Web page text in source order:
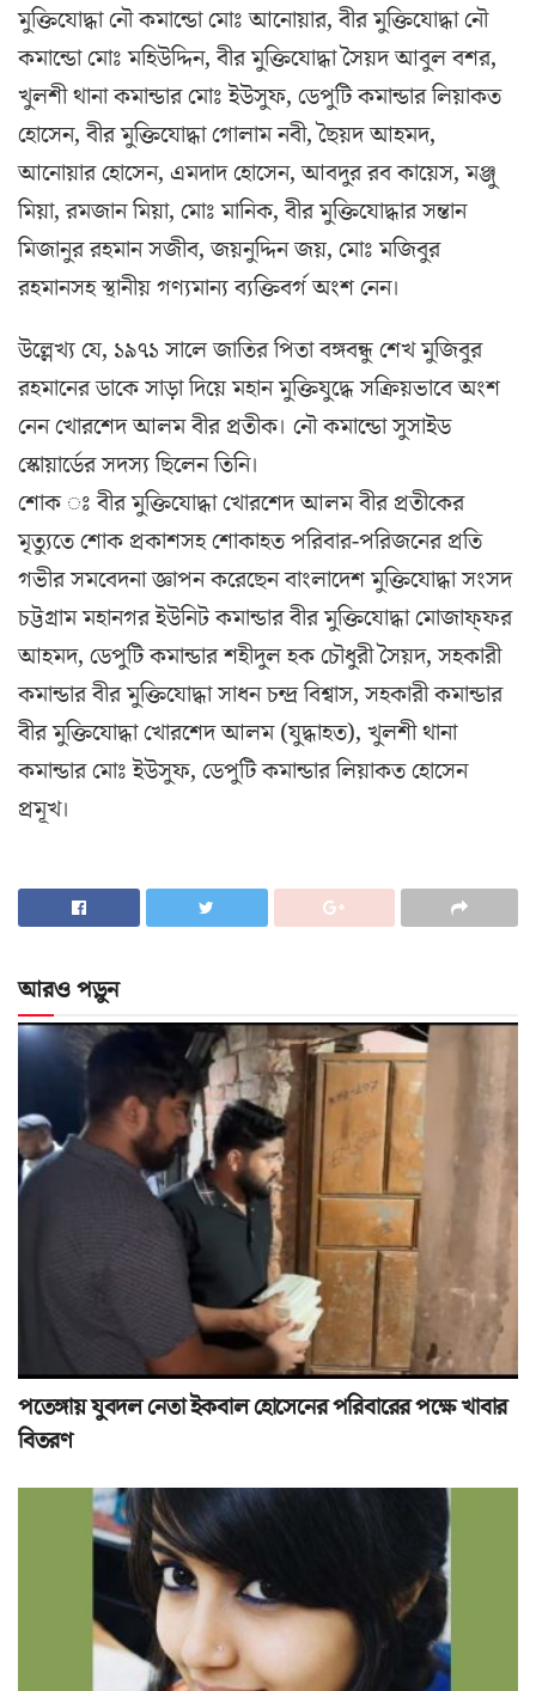
মুক্তিযোদ্ধা নৌ কমান্ডো মোঃ আনোয়ার, বীর মুক্তিযোদ্ধা নৌ
কমান্ডো মোঃ মহিউদ্দিন, বীর মুক্তিযোদ্ধা সৈয়দ আবুল বশর,
খুলশী থানা কমান্ডার মোঃ ইউসুফ, ডেপুটি কমান্ডার লিয়াকত
হোসেন, বীর মুক্তিযোদ্ধা গোলাম নবী, ছৈয়দ আহমদ,
আনোয়ার হোসেন, এমদাদ হোসেন, আবদুর রব কায়েস, মঞ্জু
মিয়া, রমজান মিয়া, মোঃ মানিক, বীর মুক্তিযোদ্ধার সন্তান
মিজানুর রহমান সজীব, জয়নুদ্দিন জয়, মোঃ মজিবুর
রহমানসহ স্থানীয় গণ্যমান্য ব্যক্তিবর্গ অংশ নেন।
উল্লেখ্য যে, ১৯৭১ সালে জাতির পিতা বঙ্গবন্ধু শেখ মুজিবুর
রহমানের ডাকে সাড়া দিয়ে মহান মুক্তিযুদ্ধে সক্রিয়ভাবে অংশ
নেন খোরশেদ আলম বীর প্রতীক। নৌ কমান্ডো সুসাইড
স্কোয়ার্ডের সদস্য ছিলেন তিনি।
শোক ঃ বীর মুক্তিযোদ্ধা খোরশেদ আলম বীর প্রতীকের
মৃত্যুতে শোক প্রকাশসহ শোকাহত পরিবার-পরিজনের প্রতি
গভীর সমবেদনা জ্ঞাপন করেছেন বাংলাদেশ মুক্তিযোদ্ধা সংসদ
চট্টগ্রাম মহানগর ইউনিট কমান্ডার বীর মুক্তিযোদ্ধা মোজাফ্ফর
আহমদ, ডেপুটি কমান্ডার শহীদুল হক চৌধুরী সৈয়দ, সহকারী
কমান্ডার বীর মুক্তিযোদ্ধা সাধন চন্দ্র বিশ্বাস, সহকারী কমান্ডার
বীর মুক্তিযোদ্ধা খোরশেদ আলম (যুদ্ধাহত), খুলশী থানা
কমান্ডার মোঃ ইউসুফ, ডেপুটি কমান্ডার লিয়াকত হোসেন
প্রমূখ।
আরও পড়ুন
পতেঙ্গায় যুবদল নেতা ইকবাল হোসেনের পরিবারের পক্ষে খাবার
বিতরণ